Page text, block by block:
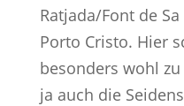
Ratjada/Font de
Porto Cristo. Hier
besonders wohl
ja auch die